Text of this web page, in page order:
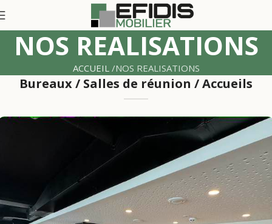
NOS REALISATIONS
ACCUEIL NOS REALISATIONS
Bureaux / Salles de réunion / Accueils